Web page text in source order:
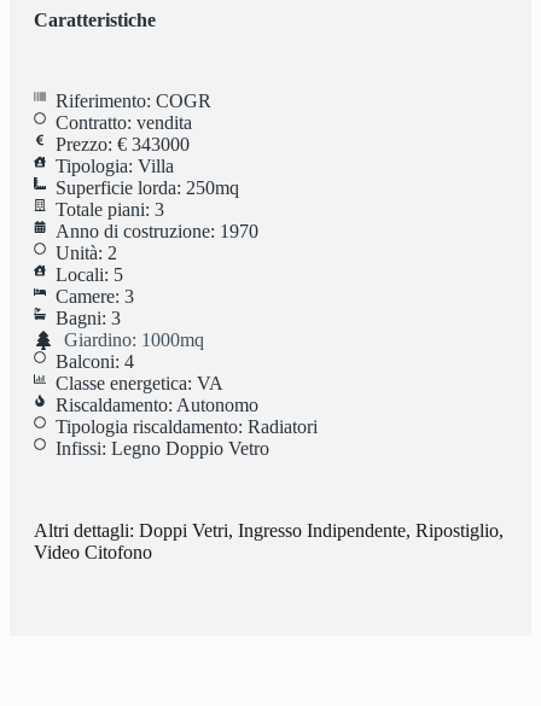
Caratteristiche
Riferimento: COGR
Contratto: vendita
Prezzo: € 343000
Tipologia: Villa
Superficie lorda: 250mq
Totale piani: 3
Anno di costruzione: 1970
Unità: 2
Locali: 5
Camere: 3
Bagni: 3
Giardino: 1000mq
Balconi: 4
Classe energetica: VA
Riscaldamento: Autonomo
Tipologia riscaldamento: Radiatori
Infissi: Legno Doppio Vetro
Altri dettagli: Doppi Vetri, Ingresso Indipendente, Ripostiglio,
Video Citofono